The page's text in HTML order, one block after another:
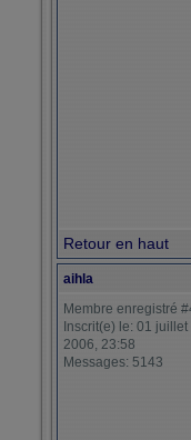
Retour en haut
aihla
Membre enregistré
Inscrit(e) le: 01 juillet
2006, 23:58
Messages: 5143